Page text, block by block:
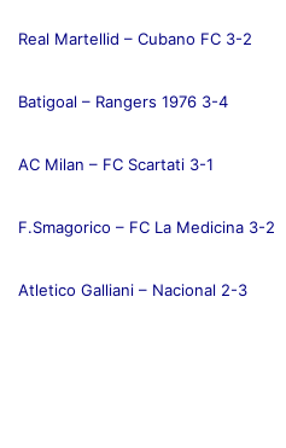
Real Martellid – Cubano FC 3-2
Batigoal – Rangers 1976 3-4
AC Milan – FC Scartati 3-1
F.Smagorico – FC La Medicina 3-2
Atletico Galliani – Nacional 2-3